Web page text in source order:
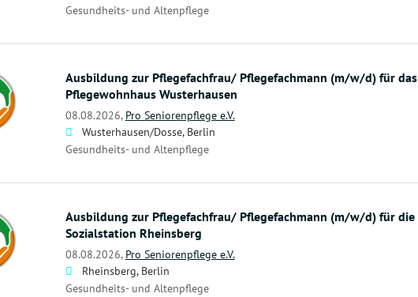
Gesundheits- und Altenpflege
Ausbildung zur Pflegefachfrau/ Pflegefachmann (m/w/d) für das
Pflegewohnhaus Wusterhausen
08.08.2026, Pro Seniorenpflege e.V.
Wusterhausen/Dosse, Berlin
Gesundheits- und Altenpflege
Ausbildung zur Pflegefachfrau/ Pflegefachmann (m/w/d) für die
Sozialstation Rheinsberg
08.08.2026, Pro Seniorenpflege e.V.
Rheinsberg, Berlin
Gesundheits- und Altenpflege